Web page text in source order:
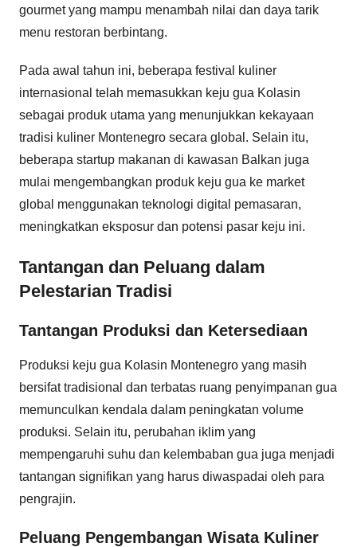
gourmet yang mampu menambah nilai dan daya tarik
menu restoran berbintang.
Pada awal tahun ini, beberapa festival kuliner
internasional telah memasukkan keju gua Kolasin
sebagai produk utama yang menunjukkan kekayaan
tradisi kuliner Montenegro secara global. Selain itu,
beberapa startup makanan di kawasan Balkan juga
mulai mengembangkan produk keju gua ke market
global menggunakan teknologi digital pemasaran,
meningkatkan eksposur dan potensi pasar keju ini.
Tantangan dan Peluang dalam
Pelestarian Tradisi
Tantangan Produksi dan Ketersediaan
Produksi keju gua Kolasin Montenegro yang masih
bersifat tradisional dan terbatas ruang penyimpanan gua
memunculkan kendala dalam peningkatan volume
produksi. Selain itu, perubahan iklim yang
mempengaruhi suhu dan kelembaban gua juga menjadi
tantangan signifikan yang harus diwaspadai oleh para
pengrajin.
Peluang Pengembangan Wisata Kuliner